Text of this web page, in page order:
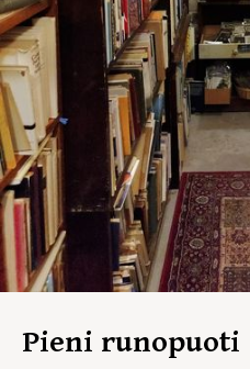
Pieni runopuoti